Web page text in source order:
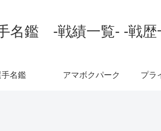
名鑑 -戦績一覧- -戦歴
名鑑 アマボクパーク プラ